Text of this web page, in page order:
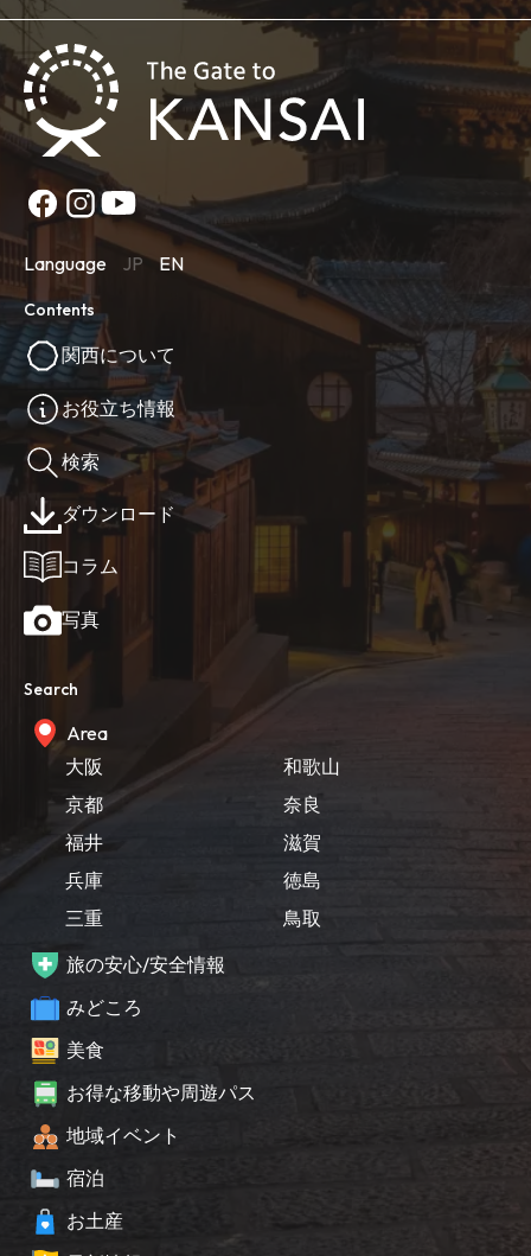
Language JP EN
Contents
関西について
お役立ち情報
検索
ダウンロード
コラム
写真
Search
Area
大阪
京都
福井
兵庫
三重
和歌山
奈良
滋賀
徳島
鳥取
旅の安心/安全情報
みどころ
美食
お得な移動や周遊パス
地域イベント
宿泊
お土産